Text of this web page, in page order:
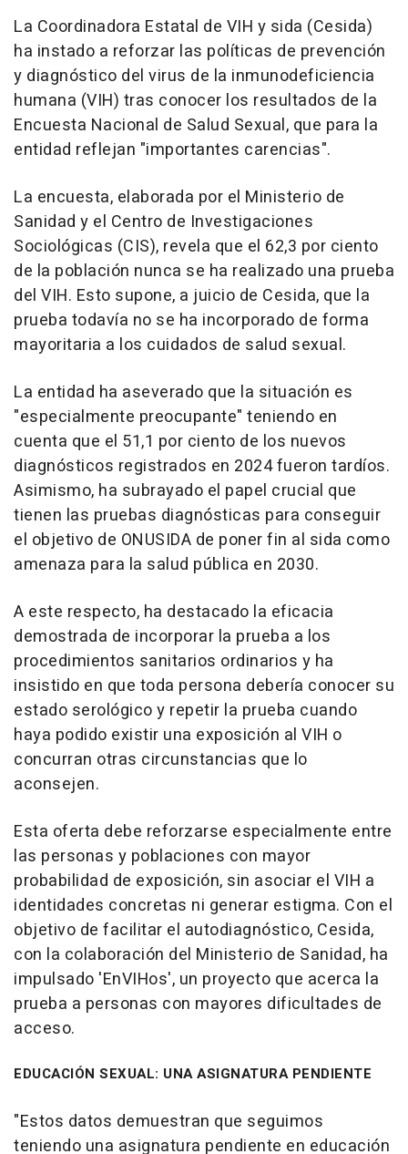
La Coordinadora Estatal de VIH y sida (Cesida)
ha instado a reforzar las políticas de prevención
y diagnóstico del virus de la inmunodeficiencia
humana (VIH) tras conocer los resultados de la
Encuesta Nacional de Salud Sexual, que para la
entidad reflejan "importantes carencias".
La encuesta, elaborada por el Ministerio de
Sanidad y el Centro de Investigaciones
Sociológicas (CIS), revela que el 62,3 por ciento
de la población nunca se ha realizado una prueba
del VIH. Esto supone, a juicio de Cesida, que la
prueba todavía no se ha incorporado de forma
mayoritaria a los cuidados de salud sexual.
La entidad ha aseverado que la situación es
"especialmente preocupante" teniendo en
cuenta que el 51,1 por ciento de los nuevos
diagnósticos registrados en 2024 fueron tardíos.
Asimismo, ha subrayado el papel crucial que
tienen las pruebas diagnósticas para conseguir
el objetivo de ONUSIDA de poner fin al sida como
amenaza para la salud pública en 2030.
A este respecto, ha destacado la eficacia
demostrada de incorporar la prueba a los
procedimientos sanitarios ordinarios y ha
insistido en que toda persona debería conocer su
estado serológico y repetir la prueba cuando
haya podido existir una exposición al VIH o
concurran otras circunstancias que lo
aconsejen.
Esta oferta debe reforzarse especialmente entre
las personas y poblaciones con mayor
probabilidad de exposición, sin asociar el VIH a
identidades concretas ni generar estigma. Con el
objetivo de facilitar el autodiagnóstico, Cesida,
con la colaboración del Ministerio de Sanidad, ha
impulsado 'EnVIHos', un proyecto que acerca la
prueba a personas con mayores dificultades de
acceso.
EDUCACIÓN SEXUAL: UNA ASIGNATURA PENDIENTE
"Estos datos demuestran que seguimos
teniendo una asignatura pendiente en educación